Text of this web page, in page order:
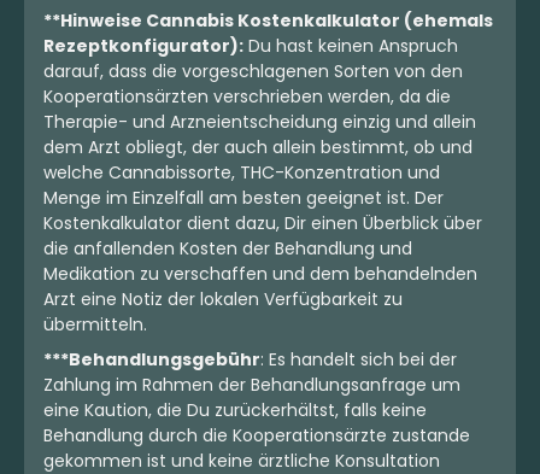
Indica Blüten
Luana 32/1 CM
Cherry Mints
4,4(152)
THC:29,4% CBD:1%
5.89 €
Hybrid Blüten
Medical Saints 24/1 PLC
Platinum Garlic
4,1
THC:24% CBD:
4.48 €
**Hinweise Cannabis Kostenkalkulator (ehemals
Rezeptkonfigurator): Du hast keinen Anspruch
darauf, dass die vorgeschlagenen Sorten von den
Kooperationsärzten verschrieben werden, da die
Therapie- und Arzneientscheidung einzig und allein
dem Arzt obliegt, der auch allein bestimmt, ob und
welche Cannabissorte, THC-Konzentration und
Menge im Einzelfall am besten geeignet ist. Der
Kostenkalkulator dient dazu, Dir einen Überblick über
die anfallenden Kosten der Behandlung und
Medikation zu verschaffen und dem behandelnden
Arzt eine Notiz der lokalen Verfügbarkeit zu
übermitteln.
***Behandlungsgebühr: Es handelt sich bei der
Zahlung im Rahmen der Behandlungsanfrage um
eine Kaution, die Du zurückerhältst, falls keine
Behandlung durch die Kooperationsärzte zustande
gekommen ist und keine ärztliche Konsultation